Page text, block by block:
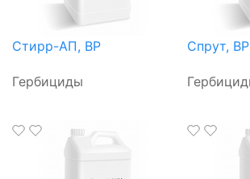
Стирр-АП, ВР
Гербициды
Спрут, ВР